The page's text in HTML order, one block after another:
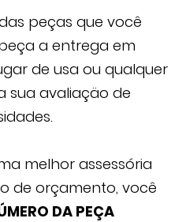
peças que você
a entrega em
de usa ou qualquer
sua avaliaçäo de
melhor assessória
de orçamento, você
DA PEÇA